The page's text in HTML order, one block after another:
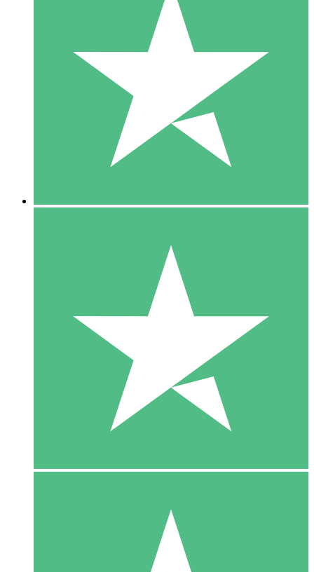
Pacchetti di Crediti Individuali
Paga a consumo con crediti di download. Nessun impegno
1 Download
10
US$1500
10 Download
20